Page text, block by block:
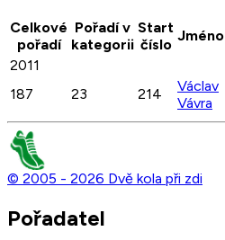
Celkové
pořadí
Pořadí v
kategorii
Start
číslo
Jméno
2011
187
23 214
Václav
Vávra
© 2005 - 2026 Dvě kola při zdi
Pořadatel